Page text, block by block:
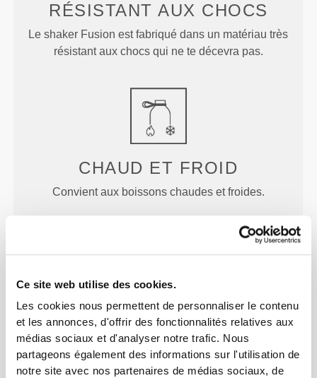
Ce site web utilise des cookies.
Les cookies nous permettent de personnaliser le contenu
et les annonces, d'offrir des fonctionnalités relatives aux
médias sociaux et d'analyser notre trafic. Nous
partageons également des informations sur l'utilisation de
notre site avec nos partenaires de médias sociaux, de
RÉSISTANT AUX CHOCS
Le shaker Fusion est fabriqué dans un matériau très
résistant aux chocs qui ne te décevra pas.
CHAUD ET FROID
Convient aux boissons chaudes et froides.
LE PETIT PLUS
Cette bouteille est dotée d'un filtre amovible, conçu
et incorporé pour préparer rapidement et facilement
des boissons à base de compléments en poudre.